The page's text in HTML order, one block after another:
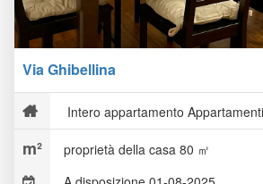
Via Ghibellina
Intero appartamento Appartamenti
proprietà della casa 80 ㎡